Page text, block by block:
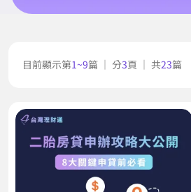
目前顯示第1~9篇 ｜ 分3頁 ｜ 共23篇